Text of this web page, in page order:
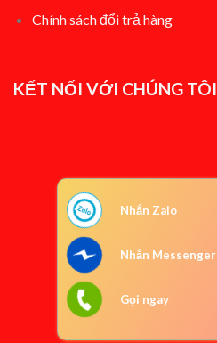
Chính sách đổi trả hàng
KẾT NỐI VỚI CHÚNG TÔI
Nhắn Zalo
Nhắn Messenger
Gọi ngay